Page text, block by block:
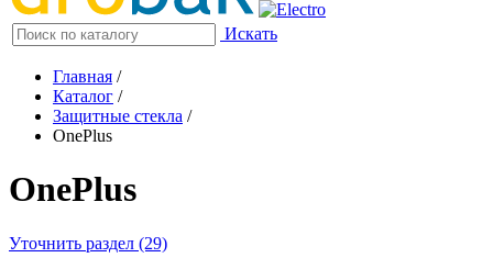
Искать
Главная /
Каталог /
Защитные стекла /
OnePlus
OnePlus
Уточнить раздел (29)